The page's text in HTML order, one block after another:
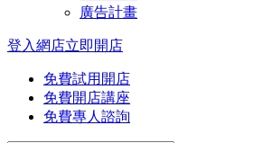
廣告計畫
登入網店立即開店
免費試用開店
免費開店講座
免費專人諮詢